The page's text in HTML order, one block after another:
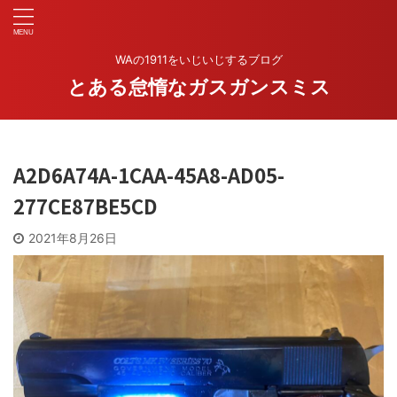
WAの1911をいじいじするブログ
とある怠惰なガスガンスミス
A2D6A74A-1CAA-45A8-AD05-
277CE87BE5CD
2021年8月26日